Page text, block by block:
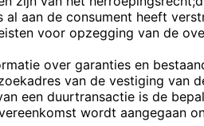
al aan de consument heeft
voor opzegging van de
over garanties en
van de vestiging van
een duurtransactie is de
wordt aangegaan